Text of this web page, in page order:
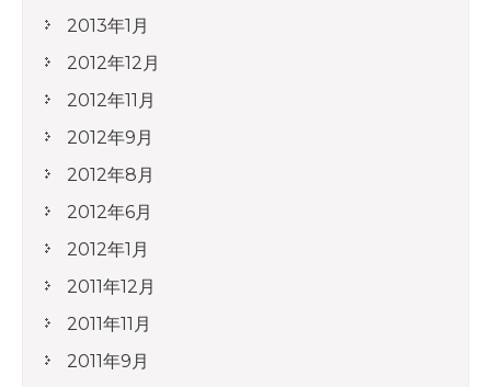
2013年1月
2012年12月
2012年11月
2012年9月
2012年8月
2012年6月
2012年1月
2011年12月
2011年11月
2011年9月